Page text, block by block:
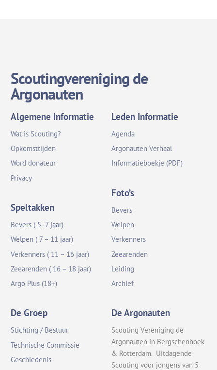
Scoutingvereniging de
Argonauten
Algemene Informatie
Wat is Scouting?
Opkomsttijden
Word donateur
Privacy
Speltakken
Bevers ( 5 -7 jaar)
Welpen ( 7 – 11 jaar)
Verkenners ( 11 – 16 jaar)
Zeearenden ( 16 – 18 jaar)
Argo Plus (18+)
Leden Informatie
Agenda
Argonauten Verhaal
Informatieboekje (PDF)
Foto’s
Bevers
Welpen
Verkenners
Zeearenden
Leiding
Archief
De Groep
Stichting / Bestuur
Technische Commissie
Geschiedenis
De Argonauten
Scouting Vereniging de
Argonauten in Bergschenhoek
& Rotterdam. Uitdagende
Scouting voor jongens van 5